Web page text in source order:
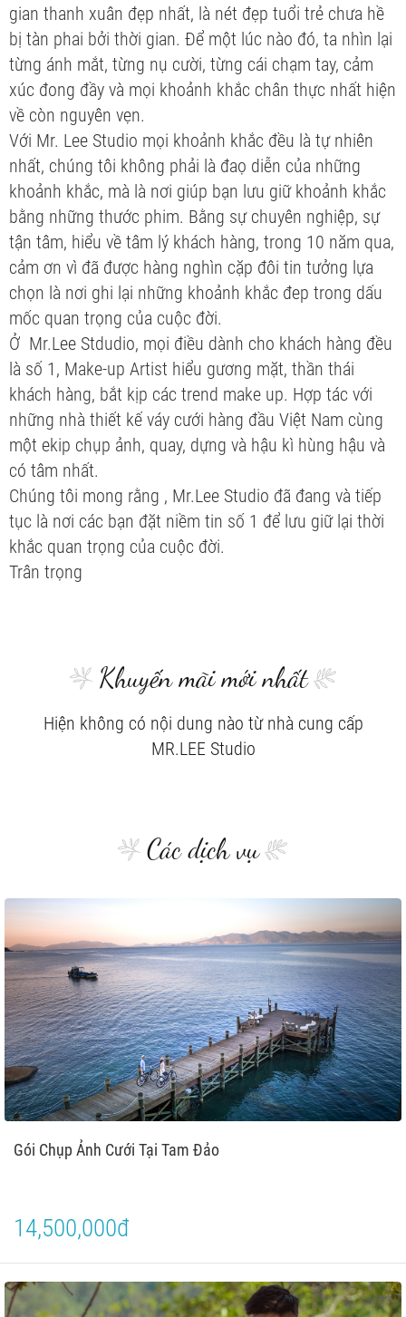
gian thanh xuân đẹp nhất, là nét đẹp tuổi trẻ chưa hề
bị tàn phai bởi thời gian. Để một lúc nào đó, ta nhìn lại
từng ánh mắt, từng nụ cười, từng cái chạm tay, cảm
xúc đong đầy và mọi khoảnh khắc chân thực nhất hiện
về còn nguyên vẹn.
Với Mr. Lee Studio mọi khoảnh khắc đều là tự nhiên
nhất, chúng tôi không phải là đaọ diễn của những
khoảnh khắc, mà là nơi giúp bạn lưu giữ khoảnh khắc
bằng những thước phim. Bằng sự chuyên nghiệp, sự
tận tâm, hiểu về tâm lý khách hàng, trong 10 năm qua,
cảm ơn vì đã được hàng nghìn cặp đôi tin tưởng lựa
chọn là nơi ghi lại những khoảnh khắc đep trong dấu
mốc quan trọng của cuộc đời.
Ở Mr.Lee Stdudio, mọi điều dành cho khách hàng đều
là số 1, Make-up Artist hiểu gương mặt, thần thái
khách hàng, bắt kịp các trend make up. Hợp tác với
những nhà thiết kế váy cưới hàng đầu Việt Nam cùng
một ekip chụp ảnh, quay, dựng và hậu kì hùng hậu và
có tâm nhất.
Chúng tôi mong rằng , Mr.Lee Studio đã đang và tiếp
tục là nơi các bạn đặt niềm tin số 1 để lưu giữ lại thời
khắc quan trọng của cuộc đời.
Trân trọng
Khuyến mãi mới nhất
Hiện không có nội dung nào từ nhà cung cấp
MR.LEE Studio
Các dịch vụ
Gói Chụp Ảnh Cưới Tại Tam Đảo
14,500,000đ